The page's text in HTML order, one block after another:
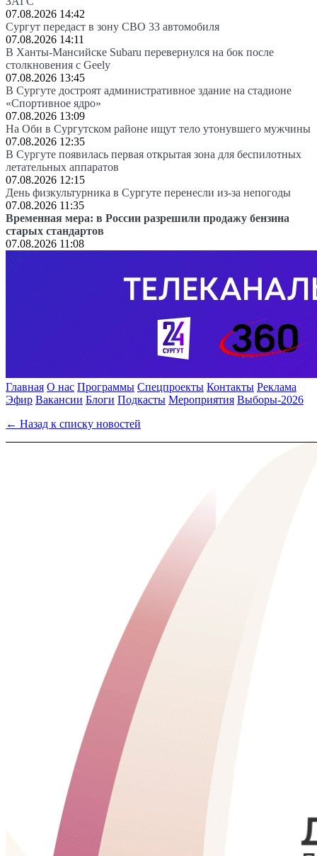
07.08.2026 14:42
Сургут передаст в зону СВО 33 автомобиля
07.08.2026 14:11
В Ханты-Мансийске Subaru перевернулся на бок после
столкновения с Geely
07.08.2026 13:45
В Сургуте достроят административное здание на стадионе
«Спортивное ядро»
07.08.2026 13:09
На Оби в Сургутском районе ищут тело утонувшего мужчины
07.08.2026 12:35
В Сургуте появилась первая открытая зона для беспилотных
летательных аппаратов
07.08.2026 12:15
День физкультурника в Сургуте перенесли из-за непогоды
07.08.2026 11:35
Временная мера: в России разрешили продажу бензина
старых стандартов
07.08.2026 11:08
Главная О нас Программы Спецпроекты Контакты Реклама
Эфир Вакансии Блоги Подкасты Мероприятия Выборы-2026
← Назад к списку новостей